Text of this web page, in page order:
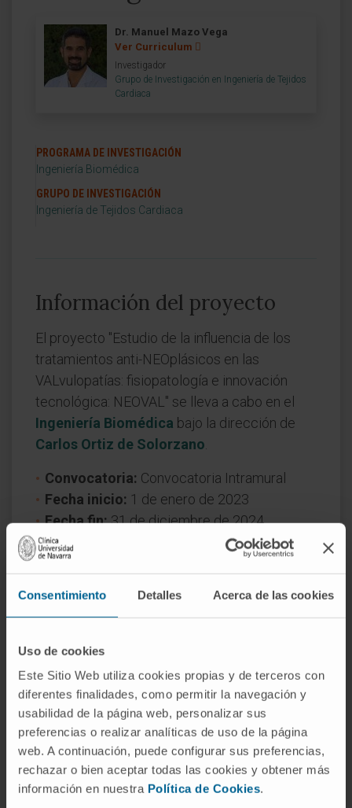
Consentimiento Detalles Acerca de las cookies
Uso de cookies
Este Sitio Web utiliza cookies propias y de terceros con
diferentes finalidades, como permitir la navegación y
usabilidad de la página web, personalizar sus
preferencias o realizar analíticas de uso de la página
web. A continuación, puede configurar sus preferencias,
rechazar o bien aceptar todas las cookies y obtener más
información en nuestra Política de Cookies.
Dr. Manuel Mazo Vega
Ver Curriculum
Investigador
Grupo de Investigación en Ingeniería de Tejidos
Cardiaca
PROGRAMA DE INVESTIGACIÓN
Ingeniería Biomédica
GRUPO DE INVESTIGACIÓN
Ingeniería de Tejidos Cardiaca
Información del proyecto
El proyecto "Estudio de la influencia de los
tratamientos anti-NEOplásicos en las
VALvulopatías: fisiopatología e innovación
tecnológica: NEOVAL" se lleva a cabo en el
Ingeniería Biomédica bajo la dirección de
Carlos Ortiz de Solorzano
Convocatoria: Convocatoria Intramural
Fecha inicio: 1 de enero de 2023
Fecha fin:31 de diciembre de 2024
Naturaleza del proyecto:
Regional
¿Necesita más información?
Si quiere conocer más nuestra investigación,
contacte con Cima Universidad de Navarra.